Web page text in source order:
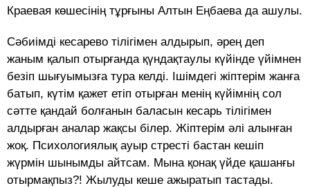
Краевая көшесінің тұрғыны Алтын Еңбаева да ашулы.
Сәбиімді кесарево тілігімен алдырып, әрең деп
жаным қалып отырғанда қүндақтаулы күйінде үйімнен
безіп шығуымызға тура келді. Ішімдегі жіптерім жанға
батып, күтім қажет етіп отырған менің күйімнің сол
сәтте қандай болғанын баласын кесарь тілігімен
алдырған аналар жақсы білер. Жіптерім әлі алынған
жоқ. Психологиялық ауыр стресті бастан кешіп
жүрмін шынымды айтсам. Мына қонақ үйде қашанғы
отырмақпыз?! Жылуды кеше ажыратып тастады.